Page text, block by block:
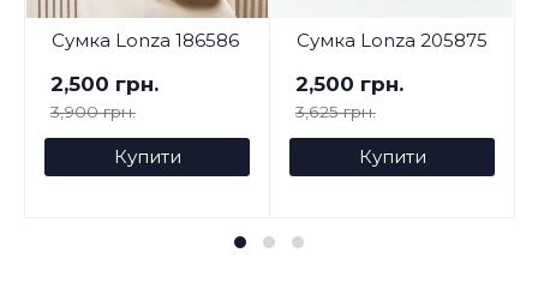
Сумка Lonza 186586
2,500 грн.
3,900 грн.
Купити
Сумка Lonza 205875
2,500 грн.
3,625 грн.
Купити